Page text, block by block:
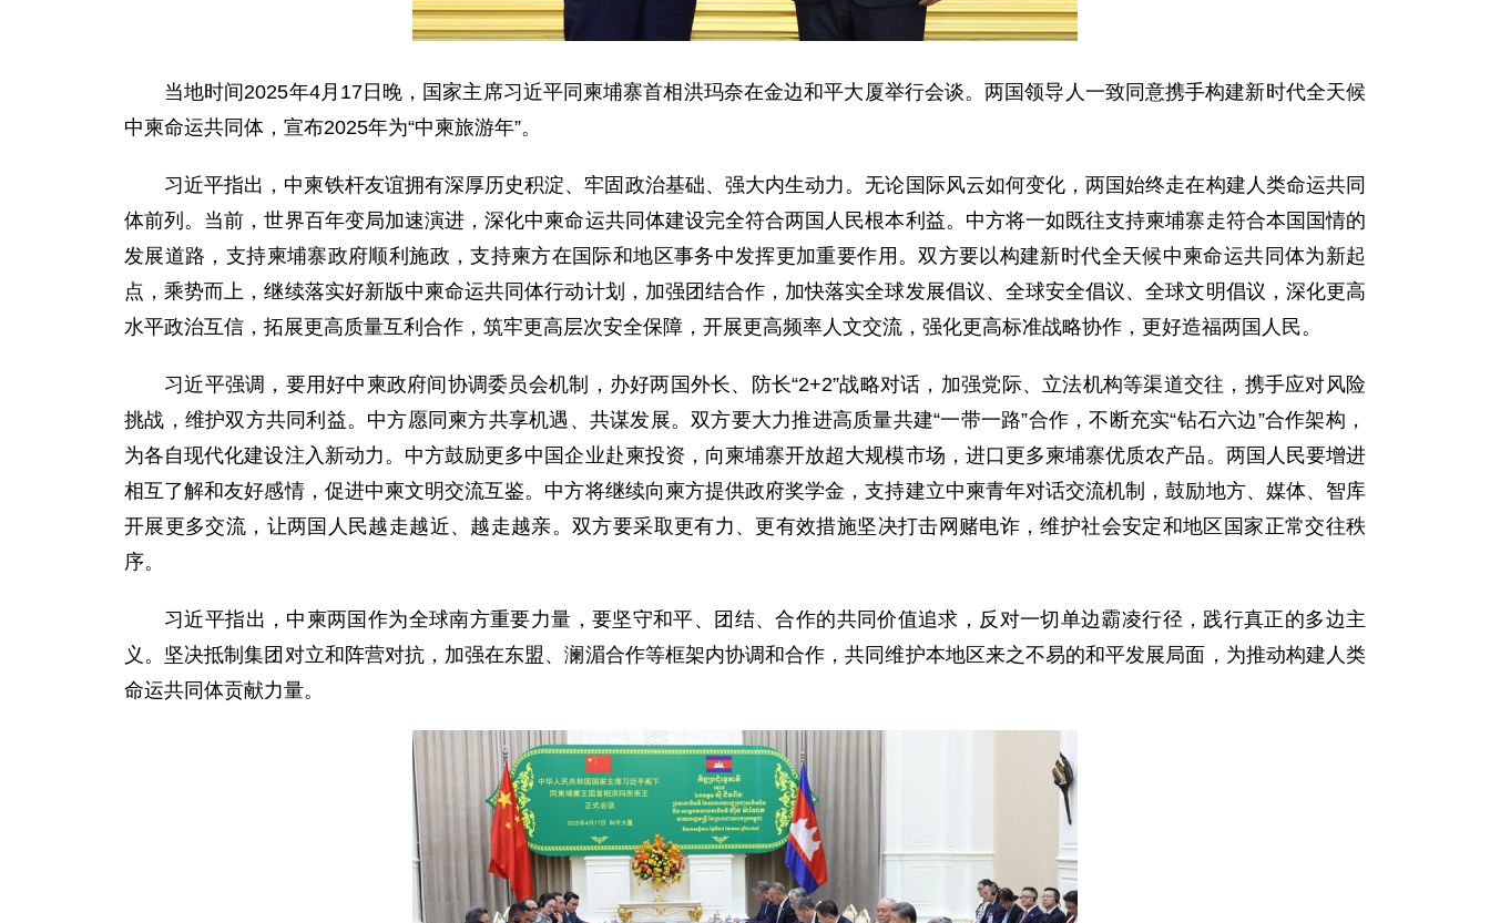
当地时间2025年4月17日晚，国家主席习近平同柬埔寨首相洪玛奈在金边和平大厦举行会谈。两国领导人一致同意携手构建新时代全天候
中柬命运共同体，宣布2025年为“中柬旅游年”。
习近平指出，中柬铁杆友谊拥有深厚历史积淀、牢固政治基础、强大内生动力。无论国际风云如何变化，两国始终走在构建人类命运共同
体前列。当前，世界百年变局加速演进，深化中柬命运共同体建设完全符合两国人民根本利益。中方将一如既往支持柬埔寨走符合本国国情的
发展道路，支持柬埔寨政府顺利施政，支持柬方在国际和地区事务中发挥更加重要作用。双方要以构建新时代全天候中柬命运共同体为新起
点，乘势而上，继续落实好新版中柬命运共同体行动计划，加强团结合作，加快落实全球发展倡议、全球安全倡议、全球文明倡议，深化更高
水平政治互信，拓展更高质量互利合作，筑牢更高层次安全保障，开展更高频率人文交流，强化更高标准战略协作，更好造福两国人民。
习近平强调，要用好中柬政府间协调委员会机制，办好两国外长、防长“2+2”战略对话，加强党际、立法机构等渠道交往，携手应对风险
挑战，维护双方共同利益。中方愿同柬方共享机遇、共谋发展。双方要大力推进高质量共建“一带一路”合作，不断充实“钻石六边”合作架构，
为各自现代化建设注入新动力。中方鼓励更多中国企业赴柬投资，向柬埔寨开放超大规模市场，进口更多柬埔寨优质农产品。两国人民要增进
相互了解和友好感情，促进中柬文明交流互鉴。中方将继续向柬方提供政府奖学金，支持建立中柬青年对话交流机制，鼓励地方、媒体、智库
开展更多交流，让两国人民越走越近、越走越亲。双方要采取更有力、更有效措施坚决打击网赌电诈，维护社会安定和地区国家正常交往秩
序。
习近平指出，中柬两国作为全球南方重要力量，要坚守和平、团结、合作的共同价值追求，反对一切单边霸凌行径，践行真正的多边主
义。坚决抵制集团对立和阵营对抗，加强在东盟、澜湄合作等框架内协调和合作，共同维护本地区来之不易的和平发展局面，为推动构建人类
命运共同体贡献力量。